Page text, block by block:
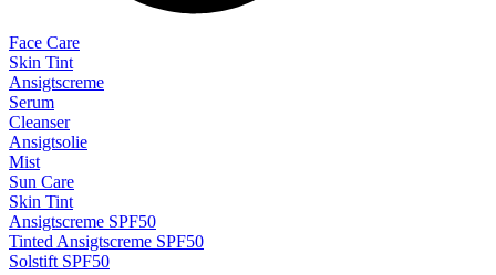
Face Care
Skin Tint
Ansigtscreme
Serum
Cleanser
Ansigtsolie
Mist
Sun Care
Skin Tint
Ansigtscreme SPF50
Tinted Ansigtscreme SPF50
Solstift SPF50